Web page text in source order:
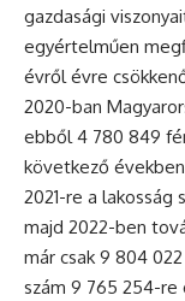
gazdasági
egyértelműen
évről évre
2020-ban
ebből 4 780 849
következő
2021-re a
majd 2022-ben
már csak 9 804
szám 9 765 254-re